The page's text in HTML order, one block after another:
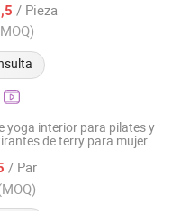
pantalones de yoga
/ Pieza
2026
yoga interior para pilates y
de terry para mujer
/ Par
Trading Co., Ltd
2026